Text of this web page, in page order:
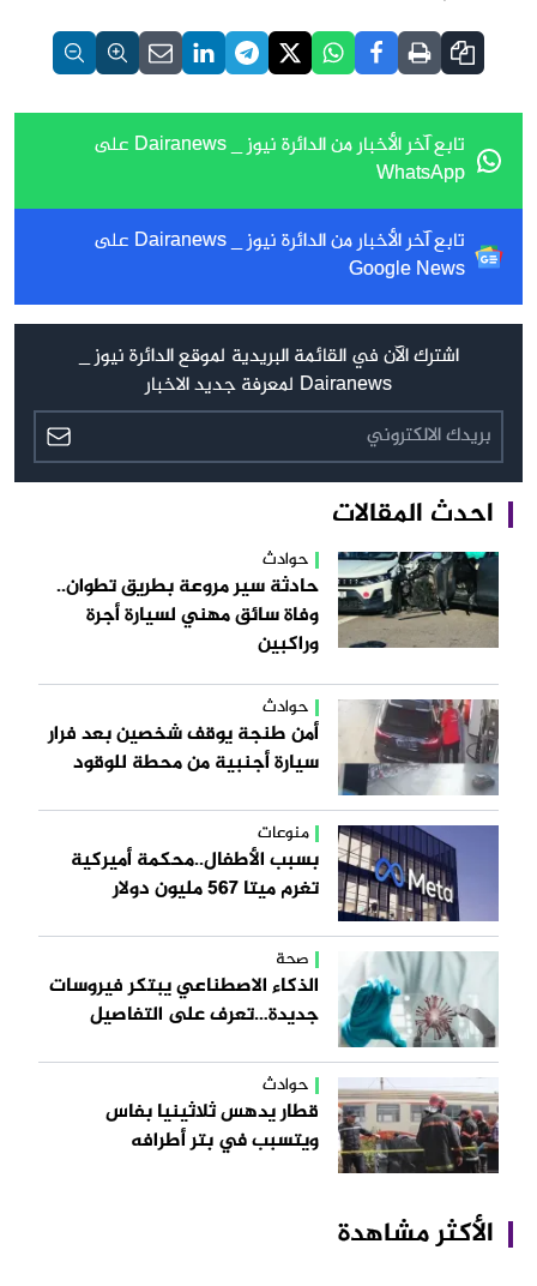
تابع آخر الأخبار من الدائرة نيوز _ Dairanews على
WhatsApp
تابع آخر الأخبار من الدائرة نيوز _ Dairanews على
Google News
اشترك الآن في القائمة البريدية لموقع الدائرة نيوز _
Dairanews لمعرفة جديد الاخبار
احدث المقالات
حوادث
حادثة سير مروعة بطريق تطوان..
وفاة سائق مهني لسيارة أجرة
وراكبين
حوادث
أمن طنجة يوقف شخصين بعد فرار
سيارة أجنبية من محطة للوقود
منوعات
بسبب الأطفال..محكمة أميركية
تغرم ميتا 567 مليون دولار
صحة
الذكاء الاصطناعي يبتكر فيروسات
جديدة…تعرف على التفاصيل
حوادث
قطار يدهس ثلاثينيا بفاس
ويتسبب في بتر أطرافه
الأكثر مشاهدة